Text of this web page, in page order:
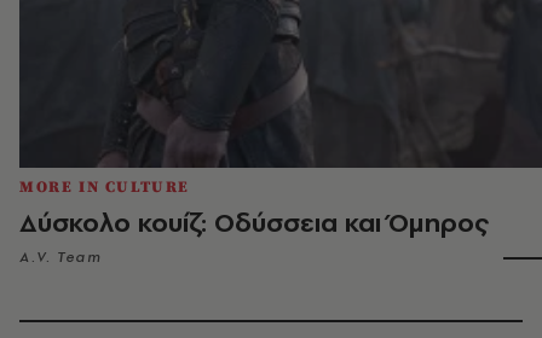
MORE IN CULTURE
Δύσκολο κουίζ: Οδύσσεια και Όμηρος
A.V. Team